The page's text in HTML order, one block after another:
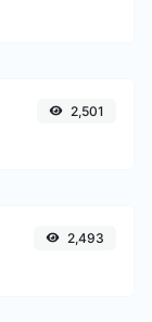
2,501
2,493